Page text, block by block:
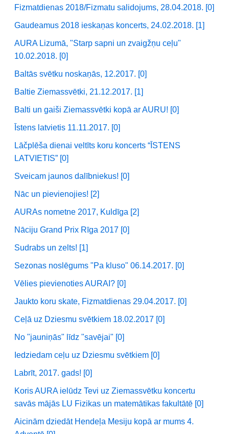
Fizmatdienas 2018/Fizmatu salidojums, 28.04.2018. [0]
Gaudeamus 2018 ieskaņas koncerts, 24.02.2018. [1]
AURA Lizumā, "Starp sapni un zvaigžņu ceļu"
10.02.2018. [0]
Baltās svētku noskaņās, 12.2017. [0]
Baltie Ziemassvētki, 21.12.2017. [1]
Balti un gaiši Ziemassvētki kopā ar AURU! [0]
Īstens latvietis 11.11.2017. [0]
Lāčplēša dienai veltīts koru koncerts “ĪSTENS
LATVIETIS” [0]
Sveicam jaunos dalībniekus! [0]
Nāc un pievienojies! [2]
AURAs nometne 2017, Kuldīga [2]
Nāciju Grand Prix Rīga 2017 [0]
Sudrabs un zelts! [1]
Sezonas noslēgums "Pa kluso" 06.14.2017. [0]
Vēlies pievienoties AURAI? [0]
Jaukto koru skate, Fizmatdienas 29.04.2017. [0]
Ceļā uz Dziesmu svētkiem 18.02.2017 [0]
No "jauniņās" līdz "savējai" [0]
Iedziedam ceļu uz Dziesmu svētkiem [0]
Labrīt, 2017. gads! [0]
Koris AURA ielūdz Tevi uz Ziemassvētku koncertu
savās mājās LU Fizikas un matemātikas fakultātē [0]
Aicinām dziedāt Hendeļa Mesiju kopā ar mums 4.